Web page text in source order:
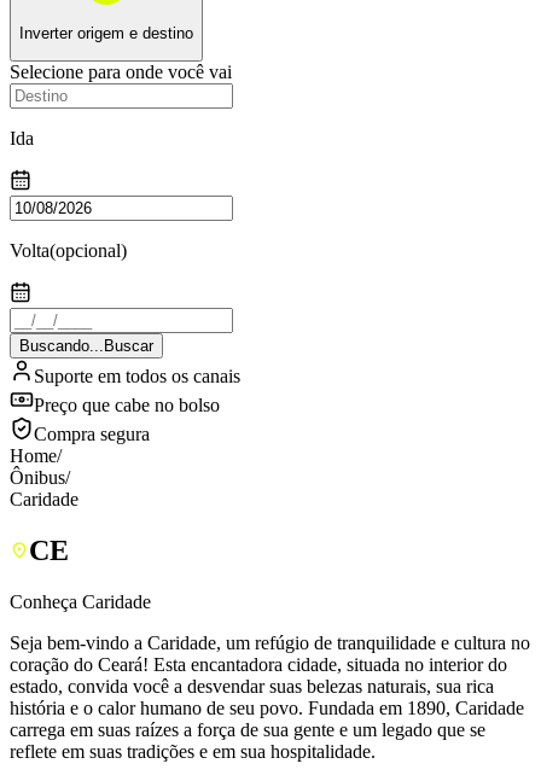
Inverter origem e destino
Selecione para onde você vai
Ida
Volta(opcional)
Buscando... Buscar
Suporte em todos os canais
Preço que cabe no bolso
Compra segura
Home/
Ônibus/
Caridade
CE
Conheça Caridade
Seja bem-vindo a Caridade, um refúgio de tranquilidade e cultura no
coração do Ceará! Esta encantadora cidade, situada no interior do
estado, convida você a desvendar suas belezas naturais, sua rica
história e o calor humano de seu povo. Fundada em 1890, Caridade
carrega em suas raízes a força de sua gente e um legado que se
reflete em suas tradições e em sua hospitalidade.